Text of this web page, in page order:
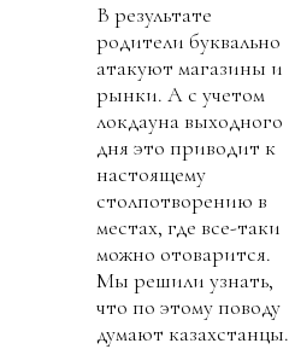
В результате
родители буквально
атакуют магазины и
рынки. А с учетом
локдауна выходного
дня это приводит к
настоящему
столпотворению в
местах, где все-таки
можно отоварится.
Мы решили узнать,
что по этому поводу
думают казахстанцы.